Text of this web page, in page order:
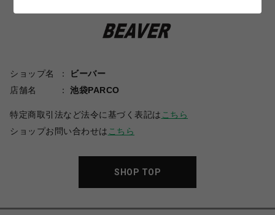
ショップ名
ビーバー
店舗名
池袋PARCO
特定商取引法など法令に基づく表記は こちら
ショップお問い合わせは こちら
SHOP TOP